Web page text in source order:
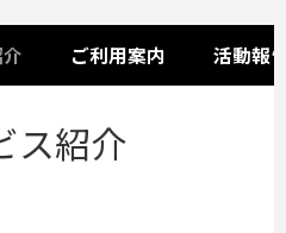
ご利用案内 活動報
ス紹介